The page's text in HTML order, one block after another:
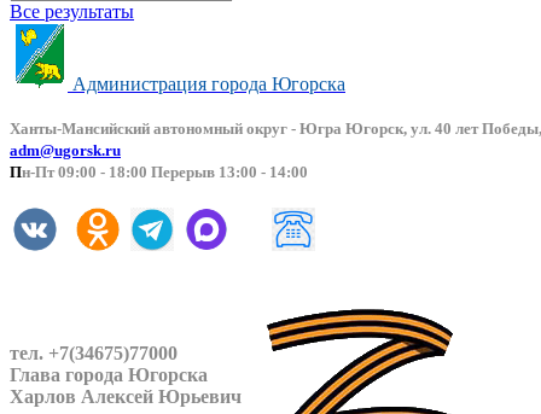
Все результаты
Администрация города Югорска
Ханты-Мансийский автономный округ - Югра Югорск, ул. 40 лет
adm@ugorsk.ru
Пн-Пт 09:00 - 18:00 Перерыв 13:00 - 14:00
тел. +7(34675)77000
Глава города Югорска
Харлов Алексей Юрьевич